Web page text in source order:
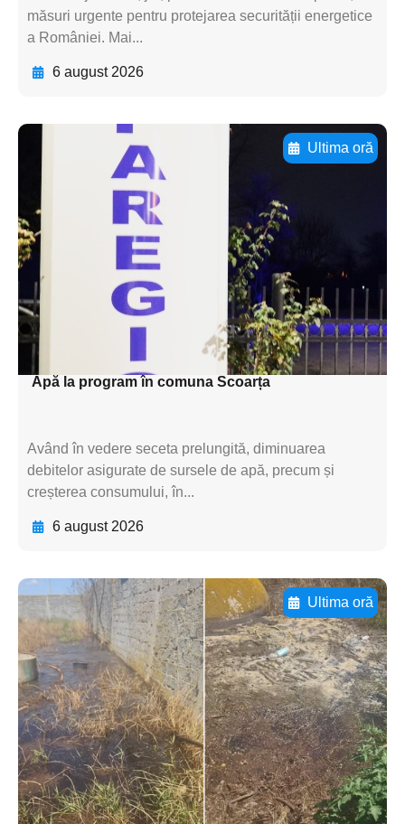
măsuri urgente pentru protejarea securității energetice
a României. Mai...
6 august 2026
Ultima oră
Adaugă aici textul pentru
subtitluAdaugă aici
textul pentru
subtitluAdaugă aici
textul pentru
subtitluAdaugă aici
textul pentru subti
Apă la program în comuna Scoarța
Având în vedere seceta prelungită, diminuarea
debitelor asigurate de sursele de apă, precum și
creșterea consumului, în...
6 august 2026
Ultima oră
Adaugă aici textul pentru
subtitluAdaugă aici
textul pentru
subtitluAdaugă aici
textul pentru
subtitluAdaugă aici
textul pentru subti